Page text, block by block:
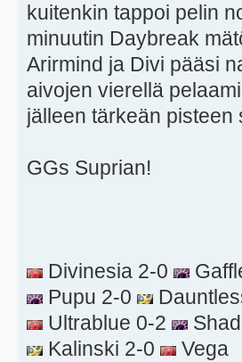
kuitenkin tappoi pelin
minuutin Daybreak
Arirmind ja Divi pääsi
aivojen vierellä
jälleen tärkeän pisteen
GGs Suprian!
Divinesia 2-0
Pupu 2-0
Ultrablue 0-2
Kalinski 2-0
Vega